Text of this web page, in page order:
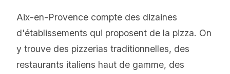
Aix-en-Provence compte des dizaines
d'établissements qui proposent de la pizza. On
y trouve des pizzerias traditionnelles, des
restaurants italiens haut de gamme, des